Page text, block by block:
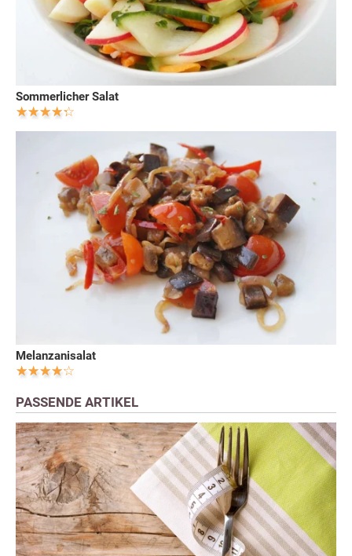
Sommerlicher Salat
Melanzanisalat
PASSENDE ARTIKEL